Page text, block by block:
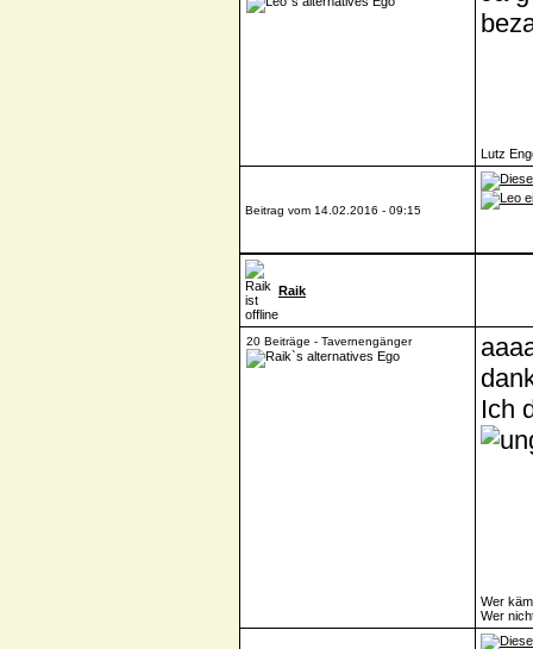
Lutz
Beitrag vom 14.02.2016 - 09:15
Raik
20 Beiträge - Tavernengänger
Ich
Wer
Wer